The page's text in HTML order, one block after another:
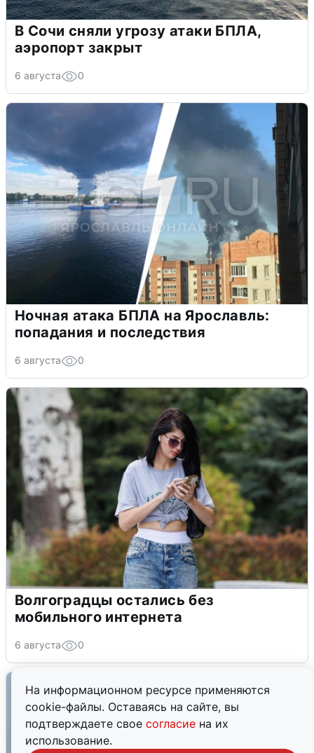
На информационном ресурсе применяются
cookie-файлы. Оставаясь на сайте, вы
подтверждаете свое согласие на их
использование.
В Сочи сняли угрозу атаки БПЛА,
аэропорт закрыт
6 августа 0
Ночная атака БПЛА на Ярославль:
попадания и последствия
6 августа 0
Волгоградцы остались без
мобильного интернета
6 августа 0